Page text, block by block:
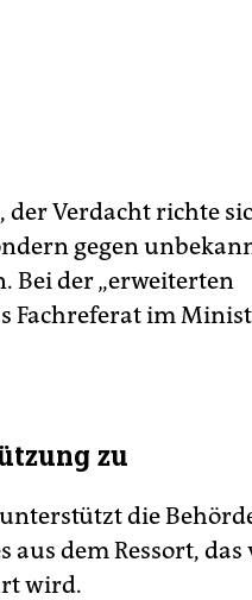
Verdacht richte
gegen
Bei der „erweiterten
Fachreferat im
zu
die
aus dem Ressort, das
wird.